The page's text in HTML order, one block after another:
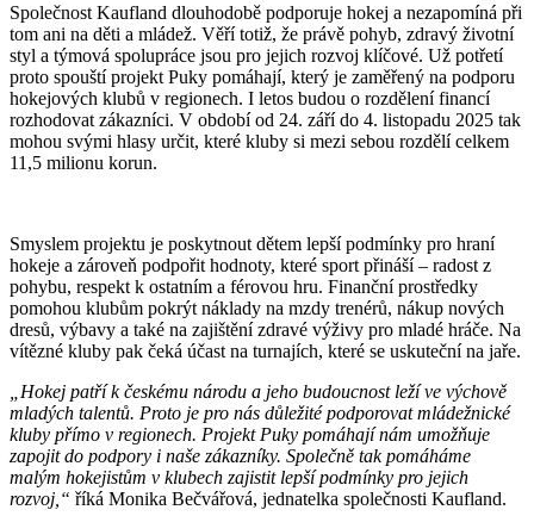
Společnost Kaufland dlouhodobě podporuje hokej a nezapomíná při
tom ani na děti a mládež. Věří totiž, že právě pohyb, zdravý životní
styl a týmová spolupráce jsou pro jejich rozvoj klíčové. Už potřetí
proto spouští projekt Puky pomáhají, který je zaměřený na podporu
hokejových klubů v regionech. I letos budou o rozdělení financí
rozhodovat zákazníci. V období od 24. září do 4. listopadu 2025 tak
mohou svými hlasy určit, které kluby si mezi sebou rozdělí celkem
11,5 milionu korun.
Smyslem projektu je poskytnout dětem lepší podmínky pro hraní
hokeje a zároveň podpořit hodnoty, které sport přináší – radost z
pohybu, respekt k ostatním a férovou hru. Finanční prostředky
pomohou klubům pokrýt náklady na mzdy trenérů, nákup nových
dresů, výbavy a také na zajištění zdravé výživy pro mladé hráče. Na
vítězné kluby pak čeká účast na turnajích, které se uskuteční na jaře.
„Hokej patří k českému národu a jeho budoucnost leží ve výchově
mladých talentů. Proto je pro nás důležité podporovat mládežnické
kluby přímo v regionech. Projekt Puky pomáhají nám umožňuje
zapojit do podpory i naše zákazníky. Společně tak pomáháme
malým hokejistům v klubech zajistit lepší podmínky pro jejich
rozvoj,“ říká Monika Bečvářová, jednatelka společnosti Kaufland.